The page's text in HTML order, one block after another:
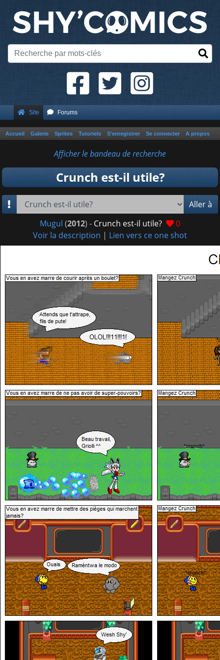
Site Forums
Accueil Galerie Sprites Tutoriels S'enregistrer Se connecter A propos
Afficher le bandeau de recherche
Crunch est-il utile?
Aller à
Mugul (2012) - Crunch est-il utile?
0
Voir la description | Lien vers ce one shot